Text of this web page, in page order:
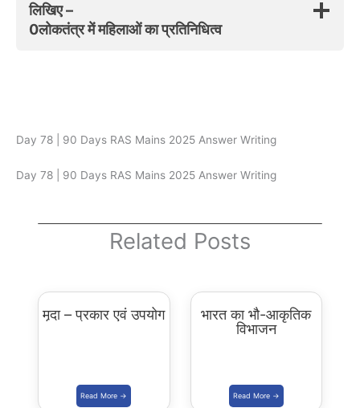
लिखिए –
0लोकतंत्र में महिलाओं का प्रतिनिधित्व
Day 78 | 90 Days RAS Mains 2025 Answer Writing
Day 78 | 90 Days RAS Mains 2025 Answer Writing
Related Posts
मृदा – प्रकार एवं उपयोग
भारत का भौ-आकृतिक
विभाजन